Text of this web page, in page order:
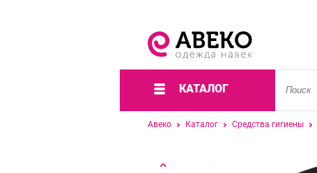
КАТАЛОГ
Авеко Каталог Средства гигиены